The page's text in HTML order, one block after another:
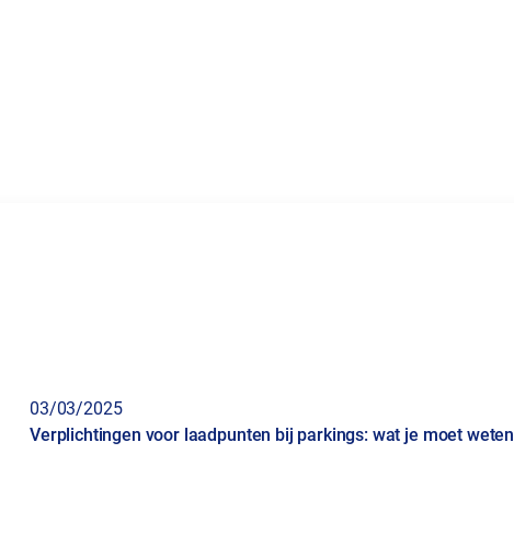
03/03/2025
Verplichtingen voor laadpunten bij parkings: wat je moet weten